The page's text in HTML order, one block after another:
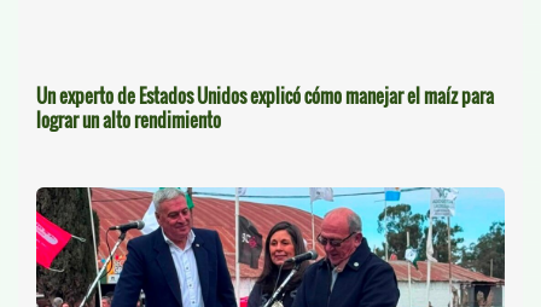
Un experto de Estados Unidos explicó cómo manejar el maíz para
lograr un alto rendimiento